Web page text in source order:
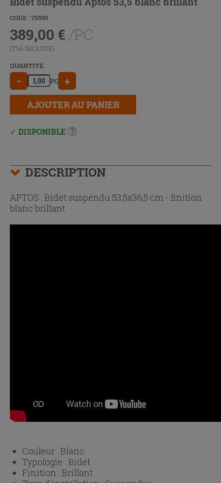
CODE : 75595
389,00 € /PC
(TVA INCLUSE)
QUANTITÉ
− PC +
AJOUTER AU PANIER
DISPONIBLE
DESCRIPTION
APTOS : Bidet suspendu 53,5x36,5 cm - finition
blanc brillant
Couleur :Blanc
Typologie :Bidet
Finition :Brillant